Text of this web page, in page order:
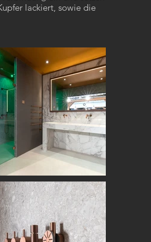
lackiert, sowie die